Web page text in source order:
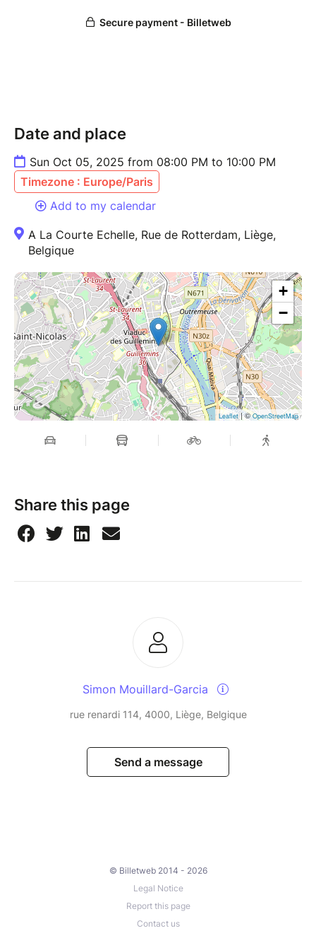
Date and place
Sun Oct 05, 2025 from 08:00 PM to 10:00 PM
Timezone : Europe/Paris
Add to my calendar
A La Courte Echelle, Rue de Rotterdam, Liège,
Belgique
+
−
Leaflet| ©OpenStreetMap
Share this page
Simon Mouillard-Garcia
rue renardi 114, 4000, Liège, Belgique
Send a message
© Billetweb 2014 - 2026
Legal Notice
Report this page
Contact us